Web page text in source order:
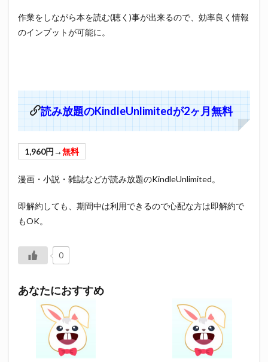
作業をしながら本を読む(聴く)事が出来るので、効率良く情報
のインプットが可能に。
読み放題のKindleUnlimitedが2ヶ月無料
1,960円→無料
漫画・小説・雑誌などが読み放題のKindleUnlimited。
即解約しても、期間中は利用できるので心配な方は即解約で
もOK。
0
あなたにおすすめ